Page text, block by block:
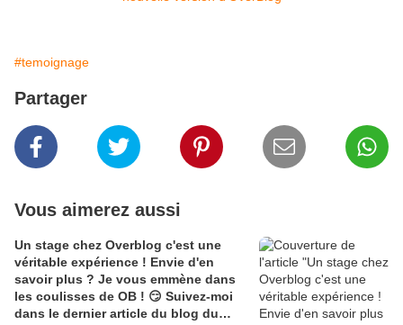
#temoignage
Partager
Vous aimerez aussi
Un stage chez Overblog c'est une
véritable expérience ! Envie d'en
savoir plus ? Je vous emmène dans
les coulisses de OB ! 😏 Suivez-moi
dans le dernier article du blog du